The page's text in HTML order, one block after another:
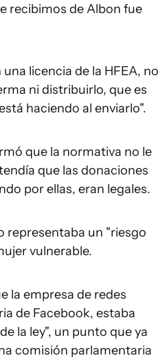
recibimos de Albon fue
licencia de la HFEA, no
ni distribuirlo, que es
haciendo al enviarlo".
que la normativa no le
que las donaciones
por ellas, eran legales.
representaba un "riesgo
vulnerable.
la empresa de redes
de Facebook, estaba
la ley", un punto que ya
comisión parlamentaria